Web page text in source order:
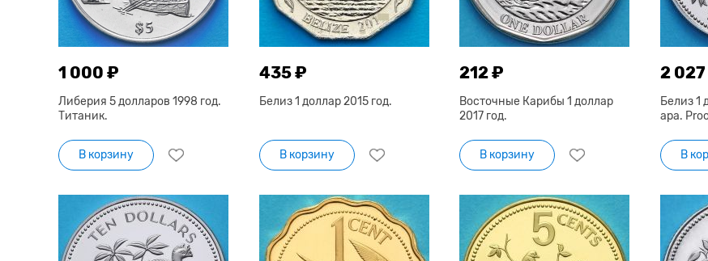
1 000 ₽
Либерия 5 долларов 1998 год.
Титаник.
В корзину
435 ₽
Белиз 1 доллар 2015 год.
В корзину
212 ₽
Восточные Карибы 1 доллар
2017 год.
В корзину
2
Белиз 1
ара.
В